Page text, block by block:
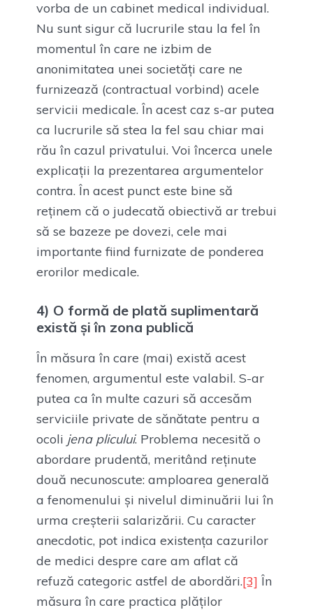
vorba de un cabinet medical individual.
Nu sunt sigur că lucrurile stau la fel în
momentul în care ne izbim de
anonimitatea unei societăți care ne
furnizează (contractual vorbind) acele
servicii medicale. În acest caz s-ar putea
ca lucrurile să stea la fel sau chiar mai
rău în cazul privatului. Voi încerca unele
explicații la prezentarea argumentelor
contra. În acest punct este bine să
reținem că o judecată obiectivă ar trebui
să se bazeze pe dovezi, cele mai
importante fiind furnizate de ponderea
erorilor medicale.
4) O formă de plată suplimentară
există și în zona publică
În măsura în care (mai) există acest
fenomen, argumentul este valabil. S-ar
putea ca în multe cazuri să accesăm
serviciile private de sănătate pentru a
ocoli jena plicului. Problema necesită o
abordare prudentă, meritând reținute
două necunoscute: amploarea generală
a fenomenului și nivelul diminuării lui în
urma creșterii salarizării. Cu caracter
anecdotic, pot indica existența cazurilor
de medici despre care am aflat că
refuză categoric astfel de abordări.[3] În
măsura în care practica plăților